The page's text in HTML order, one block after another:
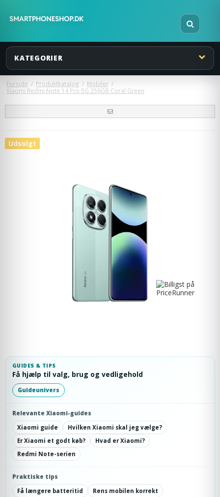
KATEGORIER
Forside / Produktkatalog / Mobiler /
Xiaomi Redmi Note 14 Pro 5G 256GB Coral Green
Udsolgt
GUIDES & TIPS
Få hjælp til valg, brug og vedligehold
Guideunivers
Relevante Xiaomi-guides
Xiaomi guide
Hvilken Xiaomi skal jeg vælge?
Er Xiaomi et godt køb?
Hvad er Xiaomi?
Redmi Note-serien
Praktiske tips
Få længere batteritid
Rens mobilen korrekt